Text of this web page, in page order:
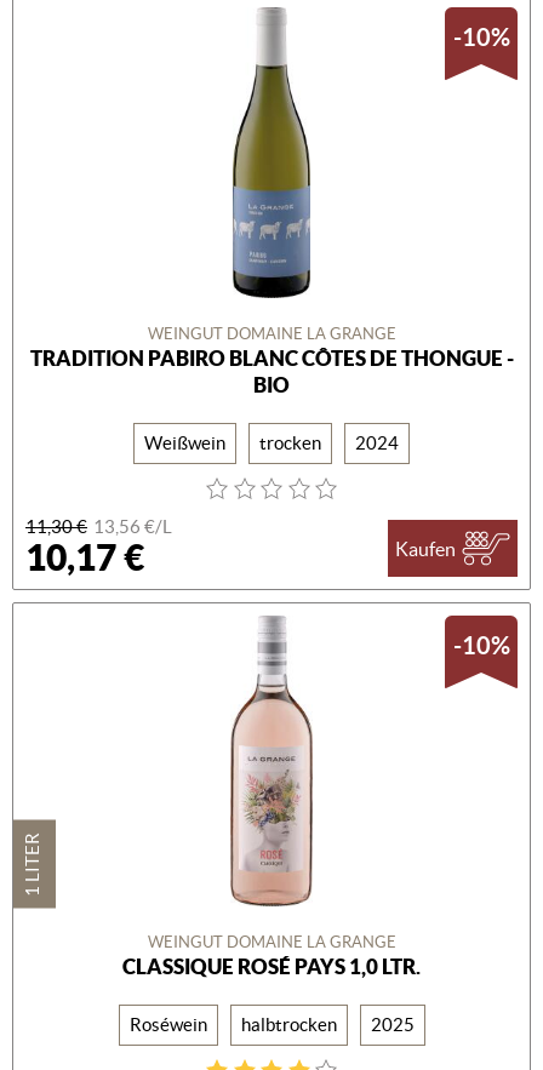
-10%
WEINGUT DOMAINE LA GRANGE
TRADITION PABIRO BLANC CÔTES DE THONGUE -
BIO
Weißwein trocken 2024
11,30 € 13,56 €/L
10,17 € Kaufen
-10%
1 LITER
WEINGUT DOMAINE LA GRANGE
CLASSIQUE ROSÉ PAYS 1,0 LTR.
Roséwein halbtrocken 2025